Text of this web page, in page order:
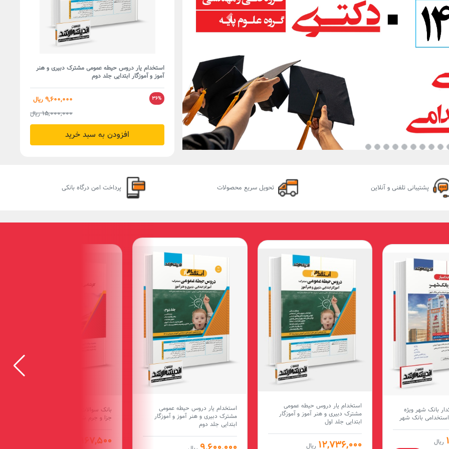
Previous
به سبد خرید
10%
3,600,000 ریال
4,000,000 ریال
افزودن به سبد خرید
استخدام یار دروس حیطه عمومی مشترک دبیری و هنر
آموز و آموزگار ابتدایی جلد دوم
36%
9,600,000 ریال
15,000,000 ریال
افزودن به سبد خرید
پشتیبانی تلفنی و آنلاین تحویل سریع محصولات پرداخت امن درگاه بانکی
بانک شهر ویژه
استخدامی بانک شهر
ریال
استخدام یار دروس حیطه عمومی
مشترک دبیری و هنر آموز و آموزگار
ابتدایی جلد اول
12,736,000 ریال
استخدام یار دروس حیطه عمومی
مشترک دبیری و هنر آموز و آموزگار
ابتدایی جلد دوم
بانک سوالات کارشناسی ارشد حقوق
جزا و جرم شناسی 1404
12,967,500